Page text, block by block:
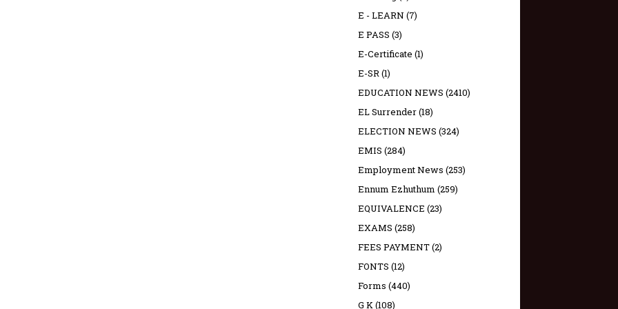
E - LEARN (7)
E PASS (3)
E-Certificate (1)
E-SR(1)
EDUCATION NEWS (2410)
EL Surrender(18)
ELECTION NEWS (324)
EMIS (284)
Employment News (253)
Ennum Ezhuthum (259)
EQUIVALENCE (23)
EXAMS (258)
FEES PAYMENT(2)
FONTS (12)
Forms (440)
G K(108)